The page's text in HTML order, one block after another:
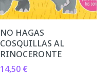
NO HAGAS
COSQUILLAS AL
RINOCERONTE
14,50 €